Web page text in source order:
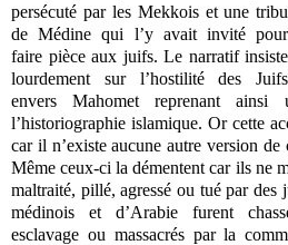
persécuté par les Mekkois et une tribu
de Médine qui l’y avait invité pour
faire pièce aux juifs. Le narratif insiste
lourdement sur l’hostilité des Juifs
envers Mahomet reprenant ainsi
l’historiographie islamique. Or cette
car il n’existe aucune autre version
Même ceux-ci la démentent car ils ne
maltraité, pillé, agressé ou tué par
médinois et d’Arabie furent
esclavage ou massacrés par la